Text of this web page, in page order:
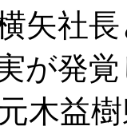
矢社
が発
木益